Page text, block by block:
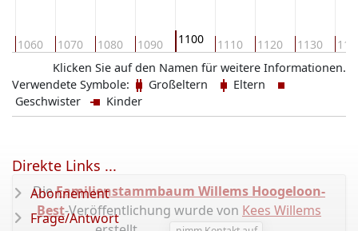
1060 1070 1080 1090 1100 1110 1120 1130
Klicken Sie auf den Namen für weitere Informationen.
Verwendete Symbole:
Großeltern
Eltern
Geschwister
Kinder
DieFamilienstammbaum Willems Hoogeloon-
Best-Veröffentlichung wurde von Kees Willems
Direkte Links ...
Abonnement
Frage/Antwort